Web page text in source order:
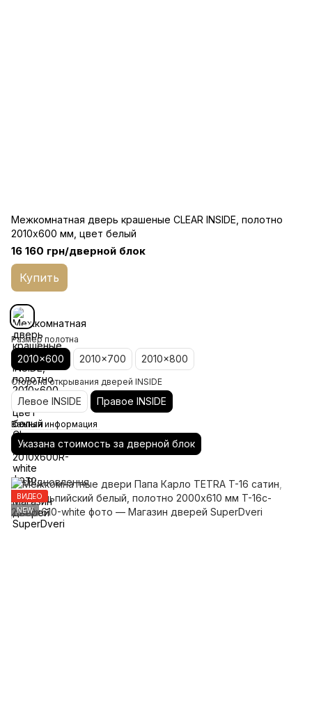
Межкомнатная дверь крашеные CLEAR INSIDE, полотно
2010х600 мм, цвет белый
16 160 грн/дверной блок
Купить
Размер полотна
2010x600 2010x700 2010x800
Сторона открывания дверей INSIDE
Левое INSIDE Правое INSIDE
Важная информация
Указана стоимость за дверной блок
ВИДЕО
NEW